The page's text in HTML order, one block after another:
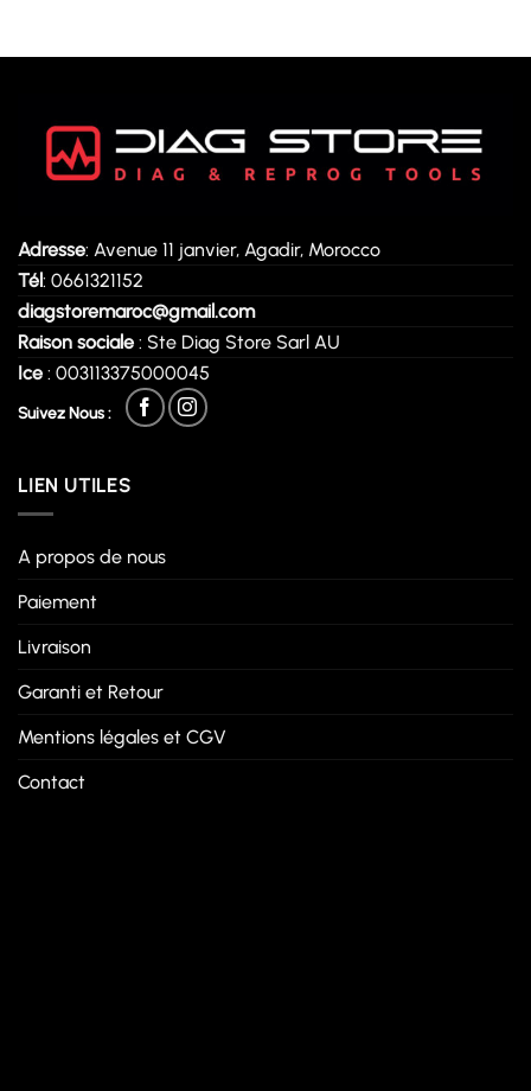
Adresse: Avenue 11 janvier, Agadir, Morocco
Tél: 0661321152
diagstoremaroc@gmail.com
Raison sociale : Ste Diag Store Sarl AU
Ice : 003113375000045
Suivez Nous :
LIEN UTILES
A propos de nous
Paiement
Livraison
Garanti et Retour
Mentions légales et CGV
Contact